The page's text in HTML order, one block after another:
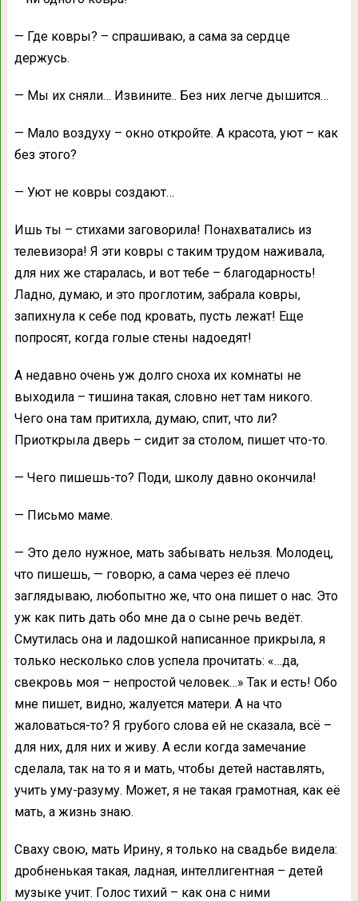
— Где ковры? – спрашиваю, а сама за сердце
держусь.
— Мы их сняли… Извините.. Без них легче дышится…
— Мало воздуху – окно откройте. А красота, уют – как
без этого?
— Уют не ковры создают…
Ишь ты – стихами заговорила! Понахватались из
телевизора! Я эти ковры с таким трудом наживала,
для них же старалась, и вот тебе – благодарность!
Ладно, думаю, и это проглотим, забрала ковры,
запихнула к себе под кровать, пусть лежат! Еще
попросят, когда голые стены надоедят!
А недавно очень уж долго сноха их комнаты не
выходила – тишина такая, словно нет там никого.
Чего она там притихла, думаю, спит, что ли?
Приоткрыла дверь – сидит за столом, пишет что-то.
— Чего пишешь-то? Поди, школу давно окончила!
— Письмо маме.
— Это дело нужное, мать забывать нельзя. Молодец,
что пишешь, — говорю, а сама через её плечо
заглядываю, любопытно же, что она пишет о нас. Это
уж как пить дать обо мне да о сыне речь ведёт.
Смутилась она и ладошкой написанное прикрыла, я
только несколько слов успела прочитать: «…да,
свекровь моя – непростой человек…» Так и есть! Обо
мне пишет, видно, жалуется матери. А на что
жаловаться-то? Я грубого слова ей не сказала, всё –
для них, для них и живу. А если когда замечание
сделала, так на то я и мать, чтобы детей наставлять,
учить уму-разуму. Может, я не такая грамотная, как её
мать, а жизнь знаю.
Сваху свою, мать Ирину, я только на свадьбе видела:
дробненькая такая, ладная, интеллигентная – детей
музыке учит. Голос тихий – как она с ними